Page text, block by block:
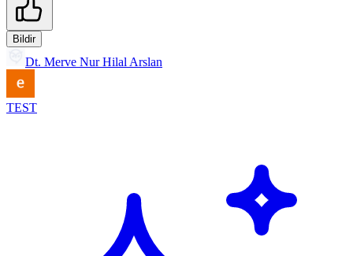
Bildir
Dt. Merve Nur Hilal Arslan
TEST